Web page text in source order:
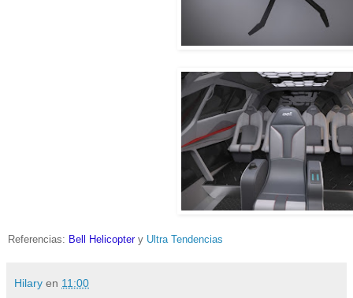
Referencias: Bell Helicopter y Ultra Tendencias
Hilary en 11:00